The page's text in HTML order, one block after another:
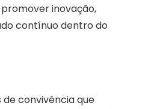
inovação,
contínuo dentro do
convivência que